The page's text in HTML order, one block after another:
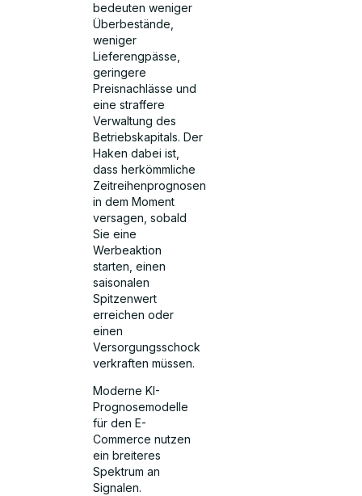
bedeuten weniger
Überbestände,
weniger
Lieferengpässe,
geringere
Preisnachlässe und
eine straffere
Verwaltung des
Betriebskapitals. Der
Haken dabei ist,
dass herkömmliche
Zeitreihenprognosen
in dem Moment
versagen, sobald
Sie eine
Werbeaktion
starten, einen
saisonalen
Spitzenwert
erreichen oder
einen
Versorgungsschock
verkraften müssen.
Moderne KI-
Prognosemodelle
für den E-
Commerce nutzen
ein breiteres
Spektrum an
Signalen.